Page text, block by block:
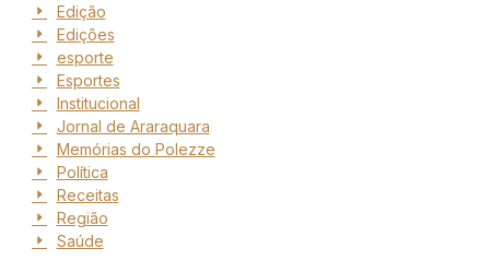
Edição
Edições
esporte
Esportes
Institucional
Jornal de Araraquara
Memórias do Polezze
Política
Receitas
Região
Saúde